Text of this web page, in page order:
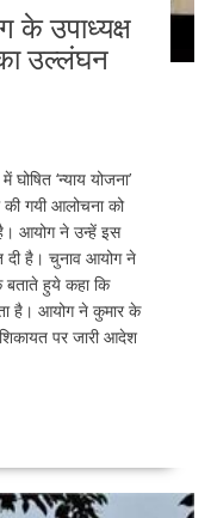
के उपाध्यक्ष
उल्लंघन
‘न्याय योजना’
की गयी आलोचना को
आयोग ने उन्हें इस
दी है। चुनाव आयोग ने
हुये कहा कि
है। आयोग ने कुमार के
पर जारी आदेश